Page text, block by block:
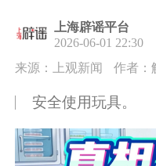
上海辟谣平台
2026-06-01 22:30
来源：上观新闻
作者：
安全使用玩具。